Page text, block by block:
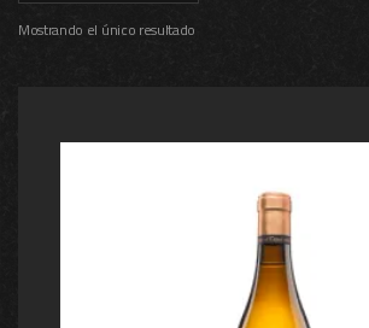
Mostrando el único resultado